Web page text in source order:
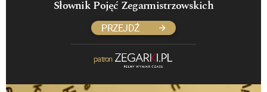
Słownik Pojęć Zegarmistrzowskich
PRZEJDŹ
patron